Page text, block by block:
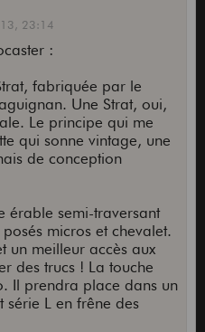
23:14
:
fabriquée par le
Une Strat, oui,
Le principe qui me
qui sonne vintage, une
de conception
érable semi-traversant
micros et chevalet.
un meilleur accès aux
des trucs ! La touche
Il prendra place dans un
série L en frêne des